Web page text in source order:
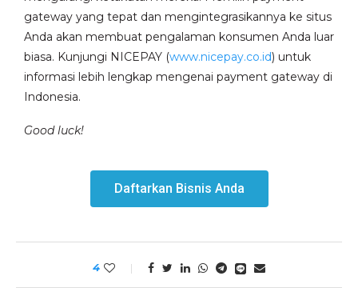
gateway yang tepat dan mengintegrasikannya ke situs
Anda akan membuat pengalaman konsumen Anda luar
biasa. Kunjungi NICEPAY (www.nicepay.co.id) untuk
informasi lebih lengkap mengenai payment gateway di
Indonesia.
Good luck!
Daftarkan Bisnis Anda
4